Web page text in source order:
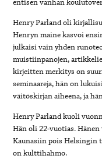
entisen vanhan
Henry Parland oli
Henryn maine kasvoi
julkaisi vain yhden
muistiinpanojen,
kirjeitten merkitys on
seminaareja, hän on
väitöskirjan aiheena, ja
Henry Parland kuoli
Hän oli 22-vuotias.
Kaunasiin pois Helsingin
on kulttihahmo.